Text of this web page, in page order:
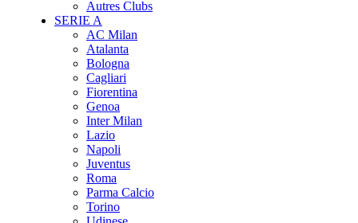
Autres Clubs
SERIE A
AC Milan
Atalanta
Bologna
Cagliari
Fiorentina
Genoa
Inter Milan
Lazio
Napoli
Juventus
Roma
Parma Calcio
Torino